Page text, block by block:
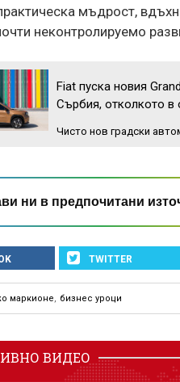
мъдрост,
неконтролируемо
Fiat пуска новия
Сърбия, отколкото в
Чисто нов градски
ни в предпочитани
TWITTER
маркионе, бизнес уроци
ВИДЕО